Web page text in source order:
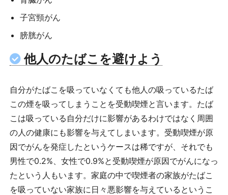
子宮頸がん
膀胱がん
他人のたばこを避けよう
自分がたばこを吸っていなくても他人の吸っているたば
この煙を吸ってしまうことを受動喫煙と言います。たば
こは吸っている自分だけに影響があるわけではなく周囲
の人の健康にも影響を与えてしまいます。受動喫煙が原
因でがんを発症したというケースは稀ですが、それでも
男性で0.2%、女性で0.9%と受動喫煙が原因でがんになっ
たという人もいます。家庭の中で喫煙者の家族がたばこ
を吸っていない家族に日々悪影響を与えているというこ